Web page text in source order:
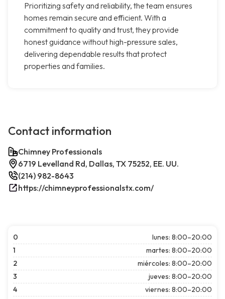
Prioritizing safety and reliability, the team ensures
homes remain secure and efficient. With a
commitment to quality and trust, they provide
honest guidance without high-pressure sales,
delivering dependable results that protect
properties and families.
Contact information
Chimney Professionals
6719 Levelland Rd, Dallas, TX 75252, EE. UU.
(214) 982-8643
https://chimneyprofessionalstx.com/
0
lunes: 8:00–20:00
1
martes: 8:00–20:00
2
miércoles: 8:00–20:00
3
jueves: 8:00–20:00
4
viernes: 8:00–20:00